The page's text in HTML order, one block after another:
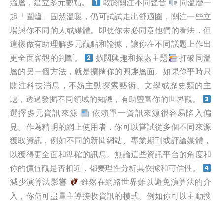
溫層，建立多元觀點。 敢於關注不同聲音
同溫層一
起「圍爐」固然溫暖，仍可試試走出舒適圈，關注一些立
場與你不同的人或媒體。即使你未必同意他們的看法，但
這樣做有助理解多元觀點和論據，讓你在不同議題上作出
更全面客觀的判斷。
擴闊興趣和探索主題
打破同溫
層的另一個方法，就是擴闊你的興趣層面。如果你平時只
關注科技消息，不妨主動探索藝術、文學或歷史類的主
題，透過發掘不同領域的知識，有助豐富你的世界觀。
選擇多元資訊來源
依賴單一資訊來源很容易陷入偏
見。作為精明的網上使用者，你可以嘗試從多個不同來源
獲取資訊，例如不同的新聞網站、專業期刊或評論媒體，
以獲得更全面和準確的訊息。無論這些資訊平台的角度和
你的價值觀是否相近，都要理性分析其依據和可信性。
減少演算法影響
雖然在網絡世界難以避免演算法的介
入，你仍可盡量主導接收資訊的模式。例如你可以主動搜